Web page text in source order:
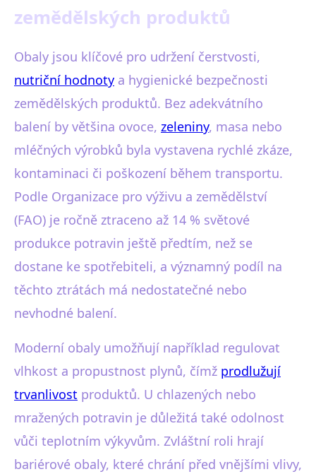
zemědělských produktů
Obaly jsou klíčové pro udržení čerstvosti,
nutriční hodnoty a hygienické bezpečnosti
zemědělských produktů. Bez adekvátního
balení by většina ovoce, zeleniny, masa nebo
mléčných výrobků byla vystavena rychlé zkáze,
kontaminaci či poškození během transportu.
Podle Organizace pro výživu a zemědělství
(FAO) je ročně ztraceno až 14 % světové
produkce potravin ještě předtím, než se
dostane ke spotřebiteli, a významný podíl na
těchto ztrátách má nedostatečné nebo
nevhodné balení.
Moderní obaly umožňují například regulovat
vlhkost a propustnost plynů, čímž prodlužují
trvanlivost produktů. U chlazených nebo
mražených potravin je důležitá také odolnost
vůči teplotním výkyvům. Zvláštní roli hrají
bariérové obaly, které chrání před vnějšími vlivy,